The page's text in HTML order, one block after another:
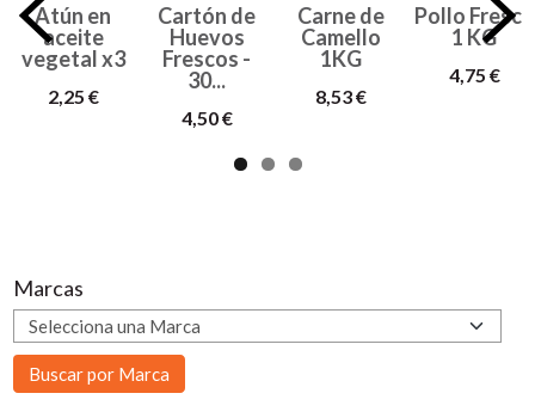
Marcas
Atún en
aceite
vegetal x3
2,25 €
Cartón de
Huevos
Frescos -
30...
4,50 €
Carne de
Camello
1KG
8,53 €
Pollo Fresco
1 KG
4,75 €